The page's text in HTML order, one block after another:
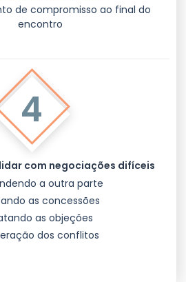
de compromisso ao final do
encontro
4
com negociações difíceis
a outra parte
as concessões
as objeções
dos conflitos